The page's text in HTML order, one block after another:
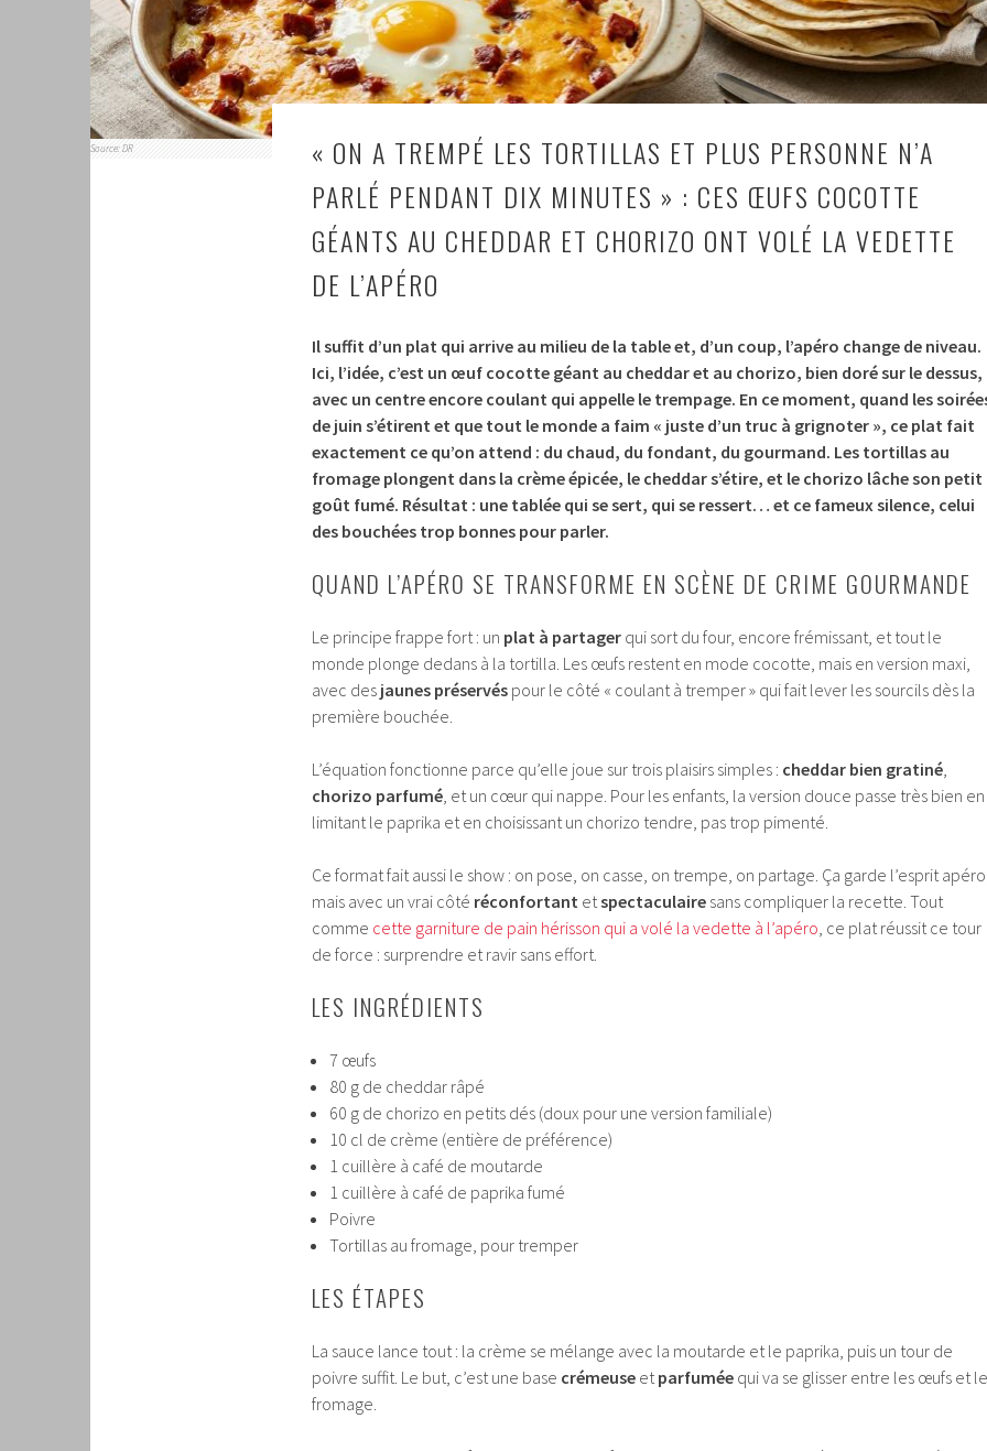
Source: DR
« ON A TREMPÉ LES TORTILLAS ET PLUS PERSONNE N’A
PARLÉ PENDANT DIX MINUTES » : CES ŒUFS COCOTTE
GÉANTS AU CHEDDAR ET CHORIZO ONT VOLÉ LA VEDETTE
DE L’APÉRO
Il suffit d’un plat qui arrive au milieu de la table et, d’un coup, l’apéro change de niveau.
Ici, l’idée, c’est un œuf cocotte géant au cheddar et au chorizo, bien doré sur le dessus,
avec un centre encore coulant qui appelle le trempage. En ce moment, quand les
de juin s’étirent et que tout le monde a faim « juste d’un truc à grignoter », ce plat fait
exactement ce qu’on attend : du chaud, du fondant, du gourmand. Les tortillas au
fromage plongent dans la crème épicée, le cheddar s’étire, et le chorizo lâche son petit
goût fumé. Résultat : une tablée qui se sert, qui se ressert… et ce fameux silence, celui
des bouchées trop bonnes pour parler.
QUAND L’APÉRO SE TRANSFORME EN SCÈNE DE CRIME GOURMANDE
Le principe frappe fort : un plat à partager qui sort du four, encore frémissant, et tout le
monde plonge dedans à la tortilla. Les œufs restent en mode cocotte, mais en version maxi,
avec des jaunes préservés pour le côté « coulant à tremper » qui fait lever les sourcils dès la
première bouchée.
L’équation fonctionne parce qu’elle joue sur trois plaisirs simples : cheddar bien gratiné,
chorizo parfumé, et un cœur qui nappe. Pour les enfants, la version douce passe très bien en
limitant le paprika et en choisissant un chorizo tendre, pas trop pimenté.
Ce format fait aussi le show : on pose, on casse, on trempe, on partage. Ça garde l’esprit
mais avec un vrai côté réconfortant etspectaculaire sans compliquer la recette. Tout
comme cette garniture de pain hérisson qui a volé la vedette à l’apéro, ce plat réussit ce tour
de force : surprendre et ravir sans effort.
LES INGRÉDIENTS
7 œufs
80 g de cheddar râpé
60 g de chorizo en petits dés (doux pour une version familiale)
10 cl de crème (entière de préférence)
1 cuillère à café de moutarde
1 cuillère à café de paprika fumé
Poivre
Tortillas au fromage, pour tremper
LES ÉTAPES
La sauce lance tout : la crème se mélange avec la moutarde et le paprika, puis un tour de
poivre suffit. Le but, c’est une base crémeuse etparfumée qui va se glisser entre les œufs et le
fromage.